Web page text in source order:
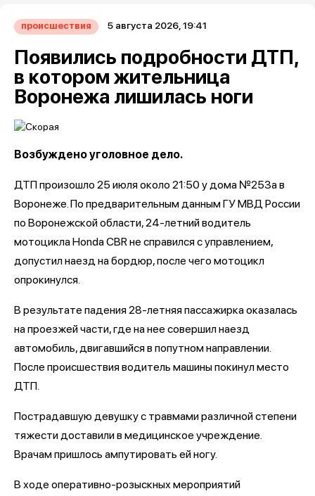
происшествия 5 августа 2026, 19:41
Появились подробности ДТП,
в котором жительница
Воронежа лишилась ноги
Возбуждено уголовное дело.
ДТП произошло 25 июля около 21:50 у дома №253а в
Воронеже. По предварительным данным ГУ МВД России
по Воронежской области, 24-летний водитель
мотоцикла Honda CBR не справился с управлением,
допустил наезд на бордюр, после чего мотоцикл
опрокинулся.
В результате падения 28-летняя пассажирка оказалась
на проезжей части, где на нее совершил наезд
автомобиль, двигавшийся в попутном направлении.
После происшествия водитель машины покинул место
ДТП.
Пострадавшую девушку с травмами различной степени
тяжести доставили в медицинское учреждение.
Врачам пришлось ампутировать ей ногу.
В ходе оперативно-розыскных мероприятий